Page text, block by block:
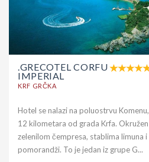
.GRECOTEL CORFU
IMPERIAL
KRF GRČKA
Hotel se nalazi na poluostrvu Komenu,
12 kilometara od grada Krfa. Okružen
zelenilom čempresa, stablima limuna i
pomorandži. To je jedan iz grupe G...